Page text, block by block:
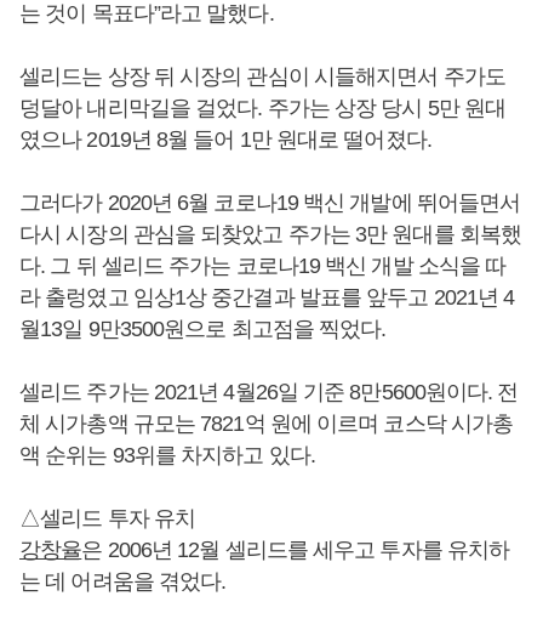
는 것이 목표다”라고 말했다.
셀리드는 상장 뒤 시장의 관심이 시들해지면서 주가도
덩달아 내리막길을 걸었다. 주가는 상장 당시 5만 원대
였으나 2019년 8월 들어 1만 원대로 떨어졌다.
그러다가 2020년 6월 코로나19 백신 개발에 뛰어들면서
다시 시장의 관심을 되찾았고 주가는 3만 원대를 회복했
다. 그 뒤 셀리드 주가는 코로나19 백신 개발 소식을 따
라 출렁였고 임상1상 중간결과 발표를 앞두고 2021년 4
월13일 9만3500원으로 최고점을 찍었다.
셀리드 주가는 2021년 4월26일 기준 8만5600원이다. 전
체 시가총액 규모는 7821억 원에 이르며 코스닥 시가총
액 순위는 93위를 차지하고 있다.
△셀리드 투자 유치
강창율은 2006년 12월 셀리드를 세우고 투자를 유치하
는 데 어려움을 겪었다.